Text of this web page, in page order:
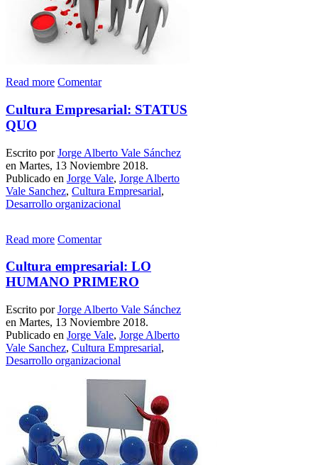
Read more Comentar
Cultura Empresarial: STATUS
QUO
Escrito porJorge Alberto Vale Sánchez
en Martes, 13 Noviembre 2018.
Publicado en Jorge Vale, Jorge Alberto
Vale Sanchez, Cultura Empresarial,
Desarrollo organizacional
Read more Comentar
Cultura empresarial: LO
HUMANO PRIMERO
Escrito porJorge Alberto Vale Sánchez
en Martes, 13 Noviembre 2018.
Publicado en Jorge Vale, Jorge Alberto
Vale Sanchez, Cultura Empresarial,
Desarrollo organizacional